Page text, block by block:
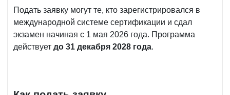
Подать заявку могут те, кто зарегистрировался в
международной системе сертификации и сдал
экзамен начиная с 1 мая 2026 года. Программа
действует до 31 декабря 2028 года.